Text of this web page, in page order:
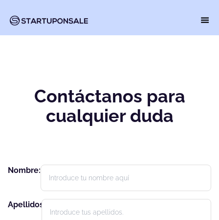
Contáctanos para
cualquier duda
Nombre:
Apellidos: